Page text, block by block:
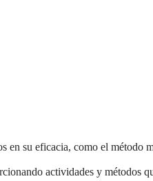
su eficacia, como el método
actividades y métodos